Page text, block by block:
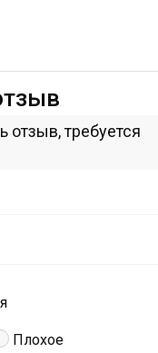
отзыв, требуется
Плохое